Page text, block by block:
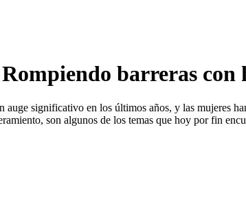
barreras con
auge significativo en los últimos años, y las mujeres
son algunos de los temas que hoy por fin